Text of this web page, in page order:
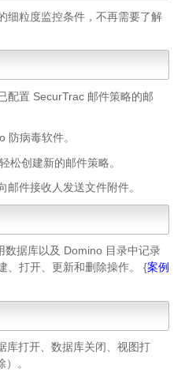
细粒度监控条件，不再需要了解
配置 SecurTrac 邮件策略的邮
防病毒软件。
松创建新的邮件策略。
件接收人发送文件附件。
数据库以及 Domino 目录中记录
、打开、更新和删除操作。 {案例
库打开、数据库关闭、视图打
。